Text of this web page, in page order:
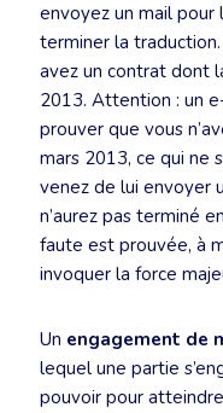
envoyez un mail pour
terminer la
avez un contrat dont
2013. Attention : un
prouver que vous
mars 2013, ce qui ne
venez de lui envoyer
n’aurez pas terminé
faute est prouvée, à
invoquer la force
Un engagement de
lequel une partie
pouvoir pour